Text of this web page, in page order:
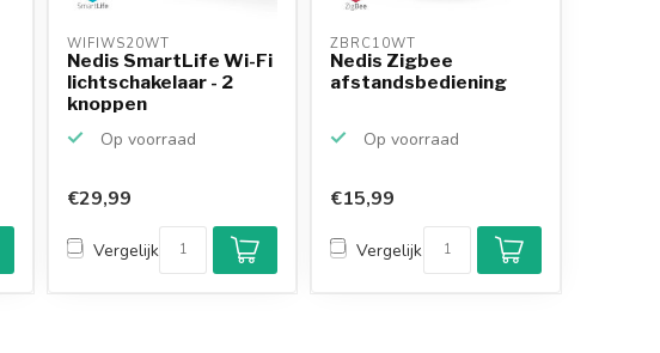
WIFIWS20WT
Nedis SmartLife Wi-Fi
lichtschakelaar - 2
knoppen
Op voorraad
€29,99
Vergelijk
ZBRC10WT
Nedis Zigbee
afstandsbediening
Op voorraad
Klantenbeoordeling
9,2/10
Achteraf betalen
mogelijk
€15,99
Vergelijk